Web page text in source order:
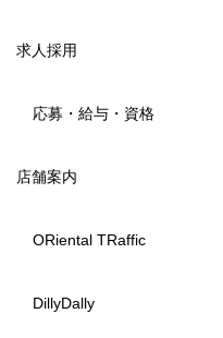
求人採用
応募・給与・資格
店舗案内
ORiental TRaffic
DillyDally